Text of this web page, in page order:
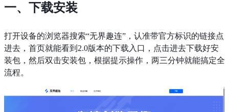
一、下载安装
打开设备的浏览器搜索“无界趣连”，认准带官方标识的链接点
进去，首页就能看到2.0版本的下载入口，点击进去下载好安
装包，然后双击安装包，根据提示操作，两三分钟就能搞定全
流程。